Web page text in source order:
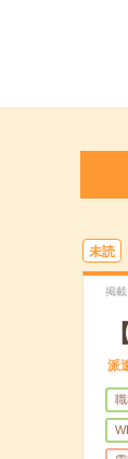
未読
掲載
派